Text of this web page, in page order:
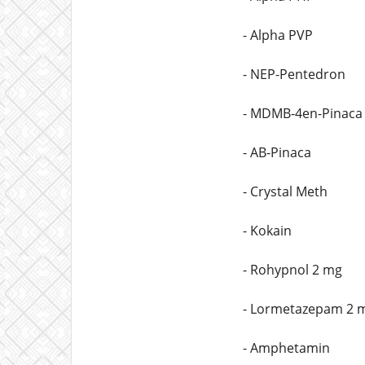
- Alpha PVP
- NEP-Pentedron
- MDMB-4en-Pinaca
- AB-Pinaca
- Crystal Meth
- Kokain
- Rohypnol 2 mg
- Lormetazepam 2
- Amphetamin